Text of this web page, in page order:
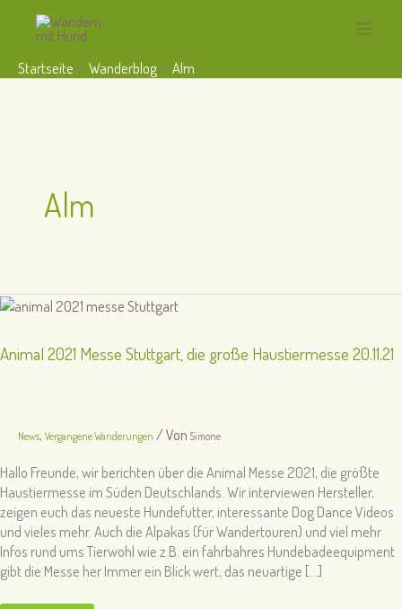
Startseite Wanderblog Alm
Alm
Animal 2021 Messe Stuttgart, die große Haustiermesse 20.11.21
News, Vergangene Wanderungen / Von Simone
Hallo Freunde, wir berichten über die Animal Messe 2021, die größte
Haustiermesse im Süden Deutschlands. Wir interviewen Hersteller,
zeigen euch das neueste Hundefutter, interessante Dog Dance Videos
und vieles mehr. Auch die Alpakas (für Wandertouren) und viel mehr
Infos rund ums Tierwohl wie z.B. ein fahrbahres Hundebadeequipment
gibt die Messe her Immer ein Blick wert, das neuartige […]